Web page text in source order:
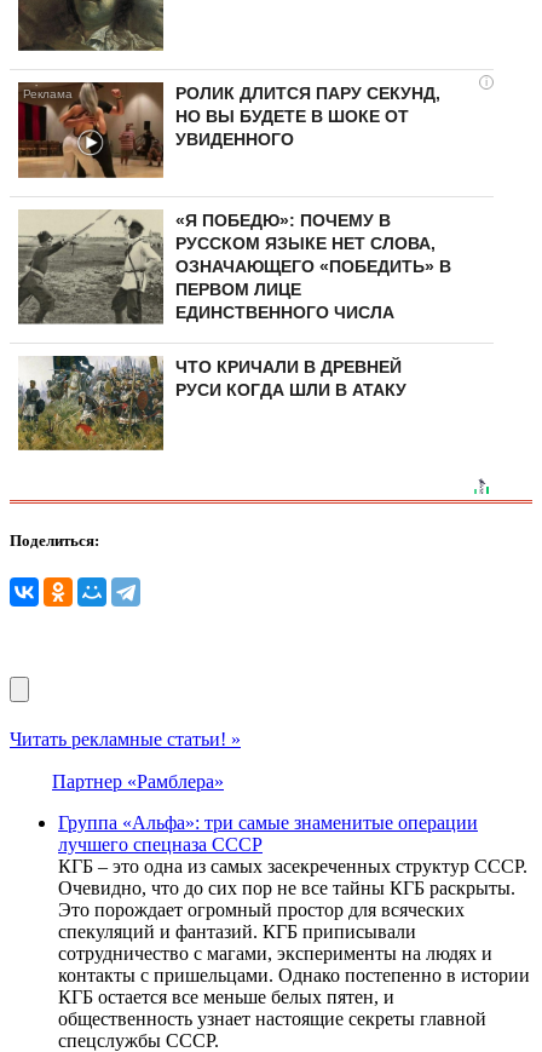
i
РОЛИК ДЛИТСЯ ПАРУ СЕКУНД,
НО ВЫ БУДЕТЕ В ШОКЕ ОТ
УВИДЕННОГО
«Я ПОБЕДЮ»: ПОЧЕМУ В
РУССКОМ ЯЗЫКЕ НЕТ СЛОВА,
ОЗНАЧАЮЩЕГО «ПОБЕДИТЬ» В
ПЕРВОМ ЛИЦЕ
ЕДИНСТВЕННОГО ЧИСЛА
ЧТО КРИЧАЛИ В ДРЕВНЕЙ
РУСИ КОГДА ШЛИ В АТАКУ
Поделиться:
Читать рекламные статьи! »
Партнер «Рамблера»
Группа «Альфа»: три самые знаменитые операции
лучшего спецназа СССР
КГБ – это одна из самых засекреченных структур СССР.
Очевидно, что до сих пор не все тайны КГБ раскрыты.
Это порождает огромный простор для всяческих
спекуляций и фантазий. КГБ приписывали
сотрудничество с магами, эксперименты на людях и
контакты с пришельцами. Однако постепенно в истории
КГБ остается все меньше белых пятен, и
общественность узнает настоящие секреты главной
спецслужбы СССР.